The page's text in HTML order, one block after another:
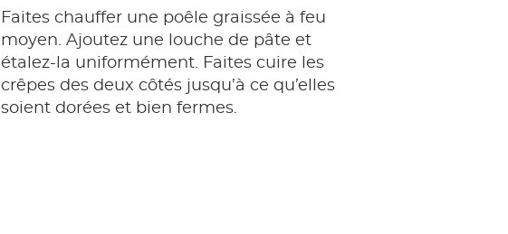
Faites chauffer une poêle graissée à feu
moyen. Ajoutez une louche de pâte et
étalez-la uniformément. Faites cuire les
crêpes des deux côtés jusqu’à ce qu’elles
soient dorées et bien fermes.